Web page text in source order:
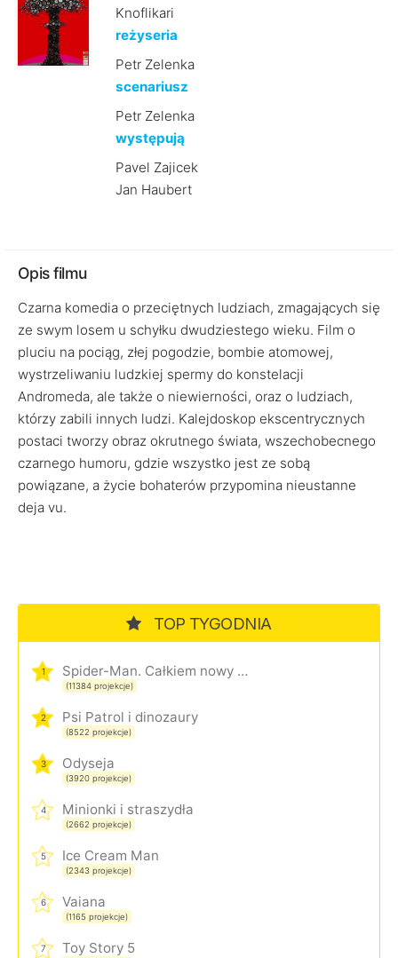
Knoflikari
reżyseria
Petr Zelenka
scenariusz
Petr Zelenka
występują
Pavel Zajicek
Jan Haubert
Opis filmu
Czarna komedia o przeciętnych ludziach, zmagających się
ze swym losem u schyłku dwudziestego wieku. Film o
pluciu na pociąg, złej pogodzie, bombie atomowej,
wystrzeliwaniu ludzkiej spermy do konstelacji
Andromeda, ale także o niewierności, oraz o ludziach,
którzy zabili innych ludzi. Kalejdoskop ekscentrycznych
postaci tworzy obraz okrutnego świata, wszechobecnego
czarnego humoru, gdzie wszystko jest ze sobą
powiązane, a życie bohaterów przypomina nieustanne
deja vu.
TOP TYGODNIA
1 Spider-Man. Całkiem nowy dzień
(11384 projekcje)
2 Psi Patrol i dinozaury
(8522 projekcje)
3 Odyseja
(3920 projekcje)
4 Minionki i straszydła
(2662 projekcje)
5 Ice Cream Man
(2343 projekcje)
6 Vaiana
(1165 projekcje)
7 Toy Story 5